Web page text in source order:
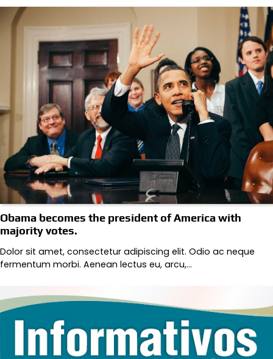
Obama becomes the president of America with
majority votes.
Dolor sit amet, consectetur adipiscing elit. Odio ac neque
fermentum morbi. Aenean lectus eu, arcu,…